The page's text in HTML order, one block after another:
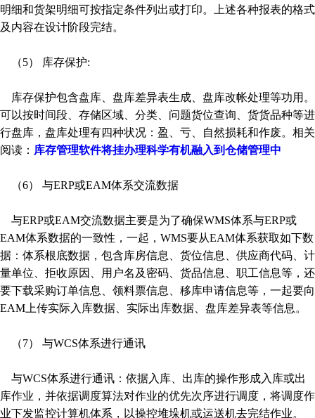
明细和货架明细可按指定条件列出或打印。上述各种报表的格式
及内容在设计阶段完结。
（5） 库存保护:
库存保护包含盘库、盘库差异表生成、盘库改帐处理等功用。
可以按时间段、存储区域、分类、问题货位查询、货货品种等进
行盘库，盘库处理有四种状况：盈、亏、自然损耗和作废。相关
阅读： 库存管理软件将挂办理科学有机融入到仓储管理中
（6） 与ERP或EAM体系交流数据
与ERP或EAM交流数据主要是为了确保WMS体系与ERP或
EAM体系数据的一致性，一起，WMS要从EAM体系获取如下数
据：体系根底数据，包含库房信息、货位信息、供应商代码、计
量单位、拒收原因、用户名及密码、货品信息、职工信息等，还
要下载采购订单信息、领料票信息、移库申请信息等，一起要向
EAM上传实际入库数据、实际出库数据、盘库差异表等信息。
（7） 与WCS体系进行通讯
与WCS体系进行通讯：依据入库、出库的操作形成入库或出
库作业，并依据调度算法对作业的优先次序进行调度，将调度作
业下发监控计算机体系，以操控堆垛机或运送机去完结作业。